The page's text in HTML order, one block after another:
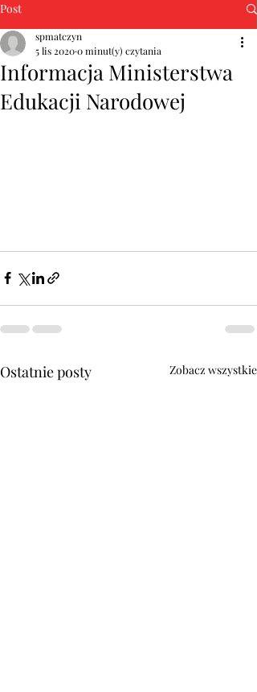
Post
Informacja Ministerstwa
Edukacji Narodowej
spmatczyn
5 lis 20200 minut(y) czytania
Ostatnie posty Zobacz wszystkie